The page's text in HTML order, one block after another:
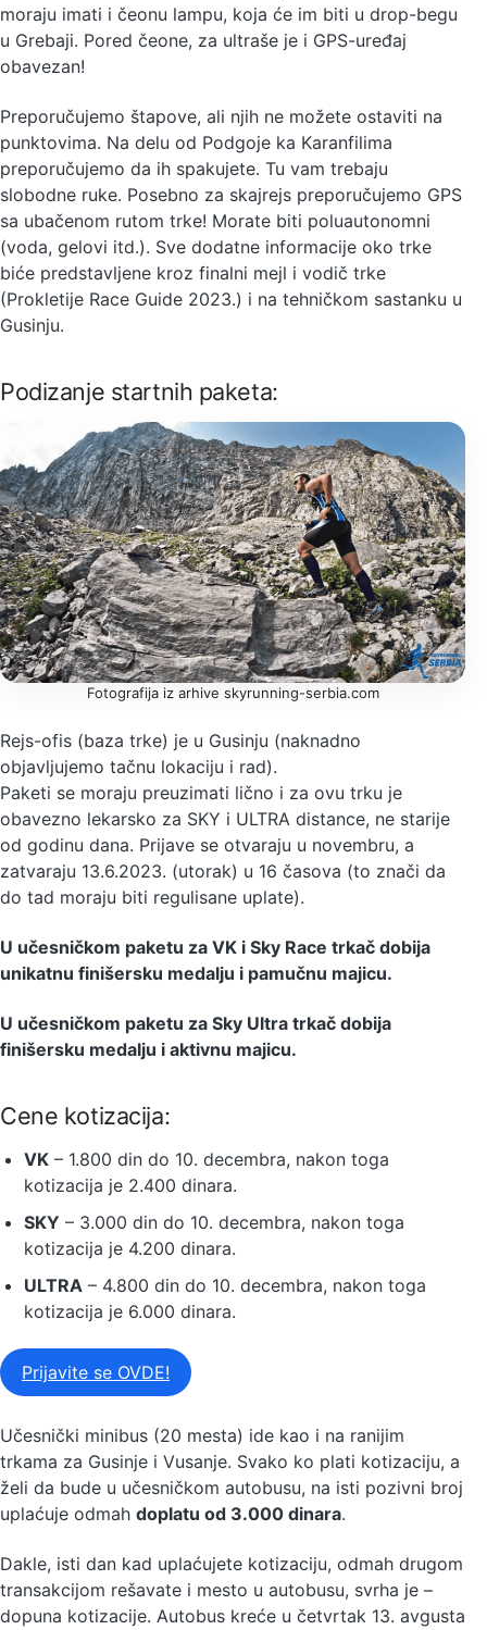
moraju imati i čeonu lampu, koja će im biti u drop-begu
u Grebaji. Pored čeone, za ultraše je i GPS-uređaj
obavezan!
Preporučujemo štapove, ali njih ne možete ostaviti na
punktovima. Na delu od Podgoje ka Karanfilima
preporučujemo da ih spakujete. Tu vam trebaju
slobodne ruke. Posebno za skajrejs preporučujemo GPS
sa ubačenom rutom trke! Morate biti poluautonomni
(voda, gelovi itd.). Sve dodatne informacije oko trke
biće predstavljene kroz finalni mejl i vodič trke
(Prokletije Race Guide 2023.) i na tehničkom sastanku u
Gusinju.
Podizanje startnih paketa:
Fotografija iz arhive skyrunning-serbia.com
Rejs-ofis (baza trke) je u Gusinju (naknadno
objavljujemo tačnu lokaciju i rad).
Paketi se moraju preuzimati lično i za ovu trku je
obavezno lekarsko za SKY i ULTRA distance, ne starije
od godinu dana. Prijave se otvaraju u novembru, a
zatvaraju 13.6.2023. (utorak) u 16 časova (to znači da
do tad moraju biti regulisane uplate).
U učesničkom paketu za VK i Sky Race trkač dobija
unikatnu finišersku medalju i pamučnu majicu.
U učesničkom paketu za Sky Ultra trkač dobija
finišersku medalju i aktivnu majicu.
Cene kotizacija:
VK – 1.800 din do 10. decembra, nakon toga
kotizacija je 2.400 dinara.
SKY – 3.000 din do 10. decembra, nakon toga
kotizacija je 4.200 dinara.
ULTRA – 4.800 din do 10. decembra, nakon toga
kotizacija je 6.000 dinara.
Prijavite se OVDE!
Učesnički minibus (20 mesta) ide kao i na ranijim
trkama za Gusinje i Vusanje. Svako ko plati kotizaciju, a
želi da bude u učesničkom autobusu, na isti pozivni broj
uplaćuje odmah doplatu od 3.000 dinara.
Dakle, isti dan kad uplaćujete kotizaciju, odmah drugom
transakcijom rešavate i mesto u autobusu, svrha je –
dopuna kotizacije. Autobus kreće u četvrtak 13. avgusta